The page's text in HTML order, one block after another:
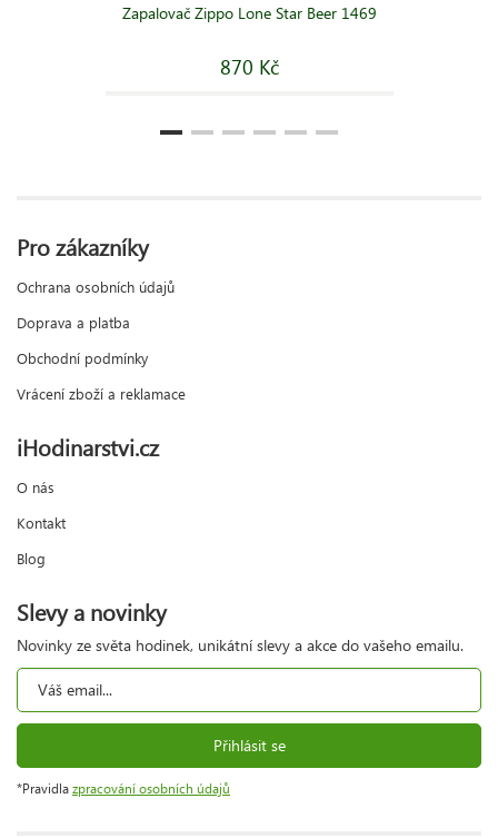
Zapalovač Zippo Lone Star Beer 1469
870 Kč
Pro zákazníky
Ochrana osobních údajů
Doprava a platba
Obchodní podmínky
Vrácení zboží a reklamace
iHodinarstvi.cz
O nás
Kontakt
Blog
Slevy a novinky
Novinky ze světa hodinek, unikátní slevy a akce do vašeho emailu.
Přihlásit se
*Pravidla zpracování osobních údajů